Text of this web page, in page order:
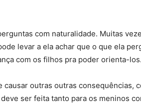
com naturalidade. Muitas
levar a ela achar que o que ela
com os filhos pra poder orienta-los.
outras outras consequências,
ser feita tanto para os meninos